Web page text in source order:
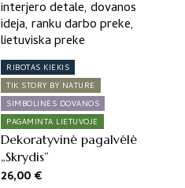
RIBOTAS KIEKIS
TIK STORY BY NATURE
SIMBOLINĖS DOVANOS
PAGAMINTA LIETUVOJE
Dekoratyvinė pagalvėlė
„Skrydis”
26,00€